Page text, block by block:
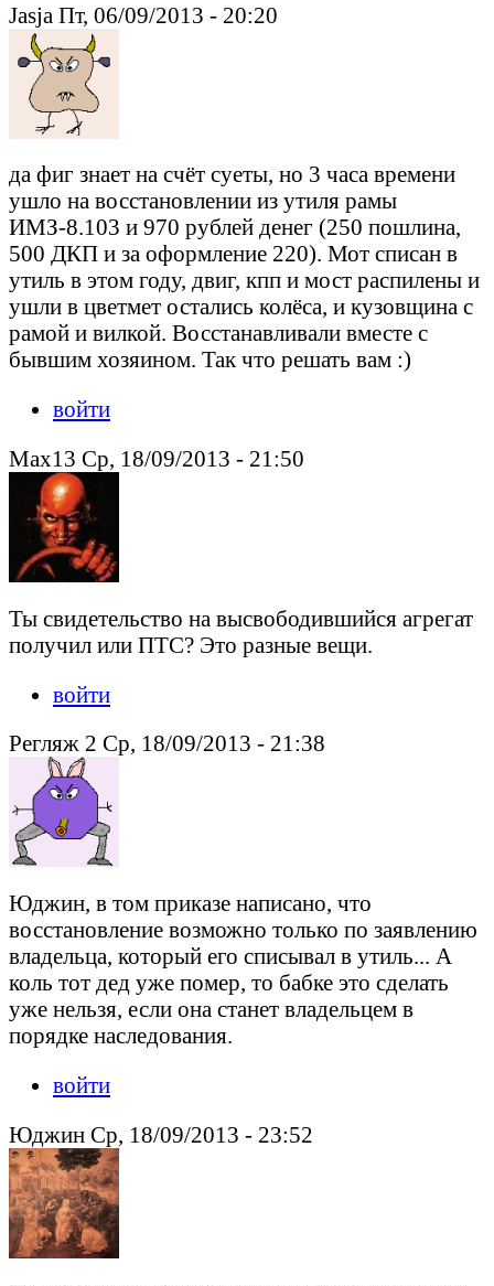
Jasja Пт, 06/09/2013 - 20:20
да фиг знает на счёт суеты, но 3 часа времени
ушло на восстановлении из утиля рамы
ИМЗ-8.103 и 970 рублей денег (250 пошлина,
500 ДКП и за оформление 220). Мот списан в
утиль в этом году, двиг, кпп и мост распилены и
ушли в цветмет остались колёса, и кузовщина с
рамой и вилкой. Восстанавливали вместе с
бывшим хозяином. Так что решать вам :)
войти
Max13 Ср, 18/09/2013 - 21:50
Ты свидетельство на высвободившийся агрегат
получил или ПТС? Это разные вещи.
войти
Регляж 2 Ср, 18/09/2013 - 21:38
Юджин, в том приказе написано, что
восстановление возможно только по заявлению
владельца, который его списывал в утиль... А
коль тот дед уже помер, то бабке это сделать
уже нельзя, если она станет владельцем в
порядке наследования.
войти
Юджин Ср, 18/09/2013 - 23:52